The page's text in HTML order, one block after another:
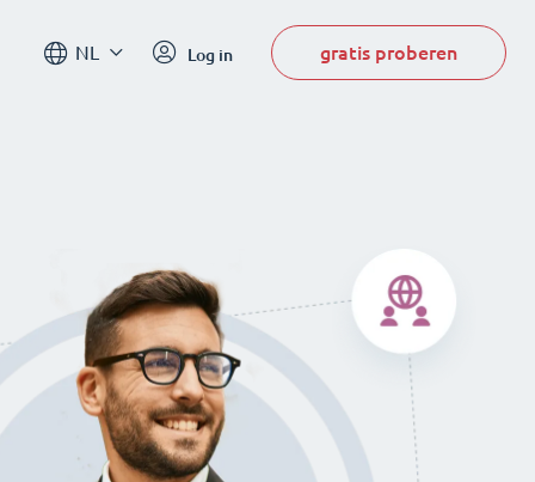
NL Log in gratis proberen